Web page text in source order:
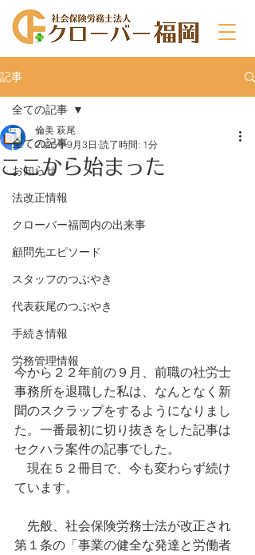
記事
全ての記事
お知らせ
法改正情報
クローバー福岡内の出来事
顧問先エピソード
スタッフのつぶやき
代表萩尾のつぶやき
手続き情報
労務管理情報
全ての記事
ここから始まった
倫美 萩尾
2025年9月3日 読了時間: 1分
今から２２年前の９月、前職の社労士
事務所を退職した私は、なんとなく新
聞のスクラップをするようになりまし
た。一番最初に切り抜きをした記事は
セクハラ案件の記事でした。
現在５２冊目で、今も変わらず続け
ています。
先般、社会保険労務士法が改正され
第１条の「事業の健全な発達と労働者